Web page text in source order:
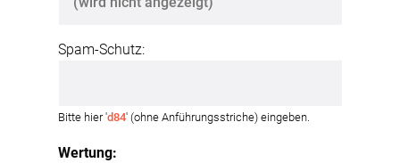
Wertung:
Spam-Schutz:
Bitte hier 'd84' (ohne Anführungsstriche) eingeben.